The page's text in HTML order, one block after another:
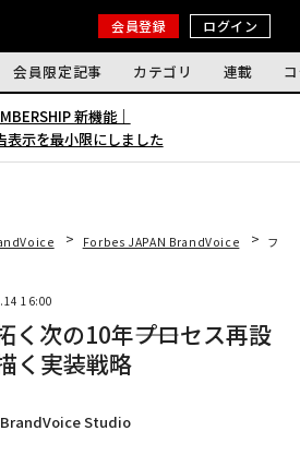
会員登録 ログイン
会員限定記事 カテゴリ 連載
新機能｜
表示を最小限にしました
Forbes JAPAN BrandVoice フィ
16:00
次の10年――プロセス再設
く実装戦略
BrandVoice Studio